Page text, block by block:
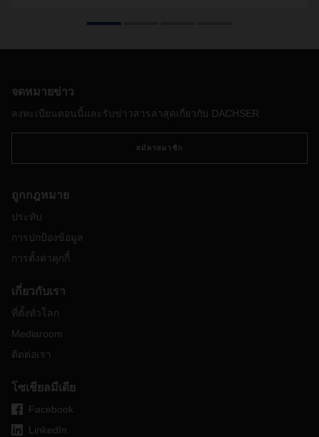
จดหมายข่าว
ลงทะเบียนตอนนี้และรับข่าวสารล่าสุดเกี่ยวกับ DACHSER
สมัครสมาชิก
ถูกกฎหมาย
ประทับ
การปกป้องข้อมูล
การตั้งค่าคุกกี้
เกี่ยวกับเรา
ที่ตั้งทั่วโลก
Mediaroom
ติดต่อเรา
โซเชียลมีเดีย
Facebook
LinkedIn